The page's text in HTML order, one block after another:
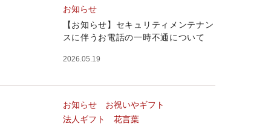
お知らせ
【お知らせ】セキュリティメンテナン
スに伴うお電話の一時不通について
2026.05.19
お知らせ
お祝いやギフト
法人ギフト
花言葉